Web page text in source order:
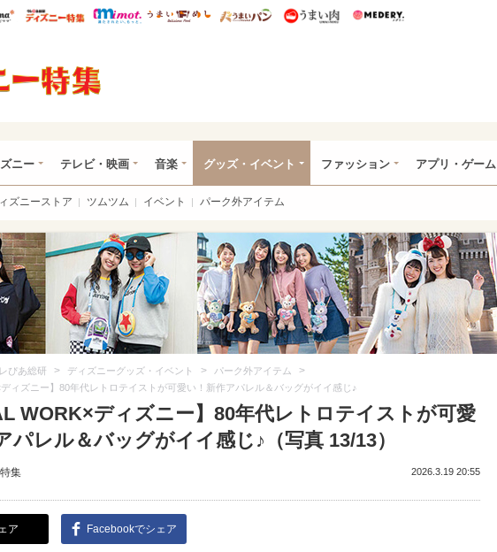
総研
ハピママ* ウレぴあ総研 ディズニー特集
mimot. うまいめし うまいパン うまい肉
ニー テレビ・映画 音楽 グッズ・イベント ファッション アプリ・ゲーム
ズニーストア ツムツム イベント パーク外アイテム
ぴあ総研 > ディズニーグッズ・イベント > パーク外アイテム >
ディズニー】80年代レトロテイストが可愛い！新作アパレル＆バッグがイイ感じ♪
WORK×ディズニー】80年代レトロテイストが可愛
パレル＆バッグがイイ感じ♪（写真 13/13）
集 2026.3.19 20:55
ア Facebookでシェア